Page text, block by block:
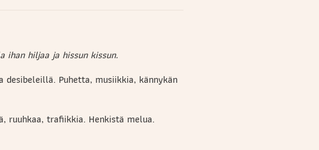
hiljaa ja hissun kissun.
Puhetta, musiikkia, kännykän
ruuhkaa, trafiikkia. Henkistä melua.